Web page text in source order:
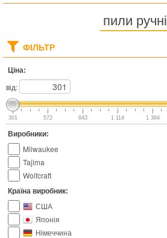
пили ручні
ФІЛЬТР
Ціна:
від:
301 572 843 1 114 1 384
Виробники:
Milwaukee
Tajima
Wolfcraft
Країна виробник:
США
Японія
Німеччина